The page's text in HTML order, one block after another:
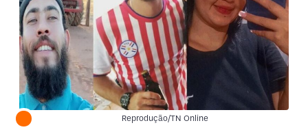
Reprodução/TN Online